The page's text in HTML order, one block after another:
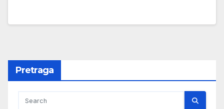
Pretraga